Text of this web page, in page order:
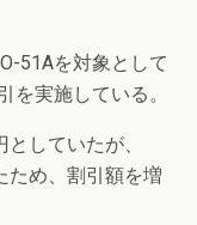
51Aを対象として
を実施している。
していたが、
ため、割引額を増